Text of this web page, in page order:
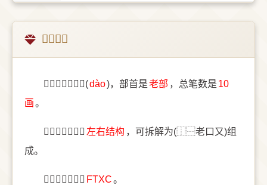
𦒺字概述
〔𦒺〕字拼音是(dào)，部首是⽼部 ，总笔数是 10
画。
〔𦒺〕字结构是 左右结构 ，可拆解为(⿰⿱老口又)组
成。
〔𦒺〕字五笔是 FTXC。